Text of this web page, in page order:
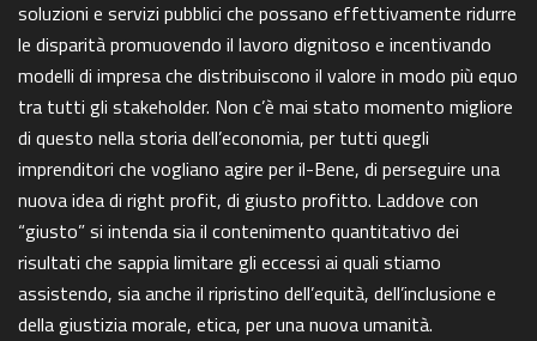
soluzioni e servizi pubblici che possano effettivamente ridurre
le disparità promuovendo il lavoro dignitoso e incentivando
modelli di impresa che distribuiscono il valore in modo più equo
tra tutti gli stakeholder. Non c’è mai stato momento migliore
di questo nella storia dell’economia, per tutti quegli
imprenditori che vogliano agire per il-Bene, di perseguire una
nuova idea di right profit, di giusto profitto. Laddove con
“giusto” si intenda sia il contenimento quantitativo dei
risultati che sappia limitare gli eccessi ai quali stiamo
assistendo, sia anche il ripristino dell’equità, dell’inclusione e
della giustizia morale, etica, per una nuova umanità.